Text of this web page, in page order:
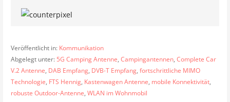
Veröffentlicht in: Kommunikation
Abgelegt unter: 5G Camping Antenne, Campingantennen, Complete Car
V.2 Antenne, DAB Empfang, DVB-T Empfang, fortschrittliche MIMO
Technologie, FTS Hennig, Kastenwagen Antenne, mobile Konnektivität,
robuste Outdoor-Antenne, WLAN im Wohnmobil